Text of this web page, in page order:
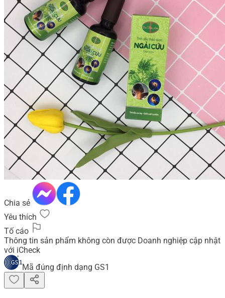
Chia sẻ
Yêu thích
Tố cáo
Thông tin sản phẩm không còn được Doanh nghiệp cập nhật
với iCheck
Mã đúng định dạng GS1